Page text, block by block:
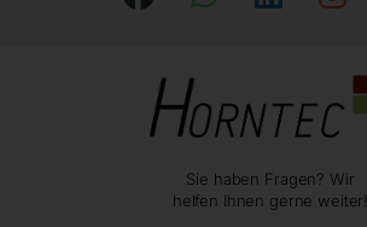
Sie haben Fragen? Wir
helfen Ihnen gerne weiter!